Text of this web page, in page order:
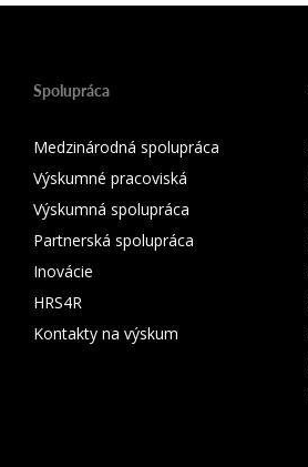
Spolupráca
Medzinárodná spolupráca
Výskumné pracoviská
Výskumná spolupráca
Partnerská spolupráca
Inovácie
HRS4R
Kontakty na výskum